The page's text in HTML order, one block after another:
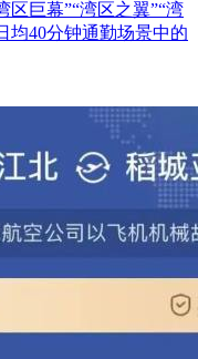
巨幕”“湾区之翼”“湾
均40分钟通勤场景中的